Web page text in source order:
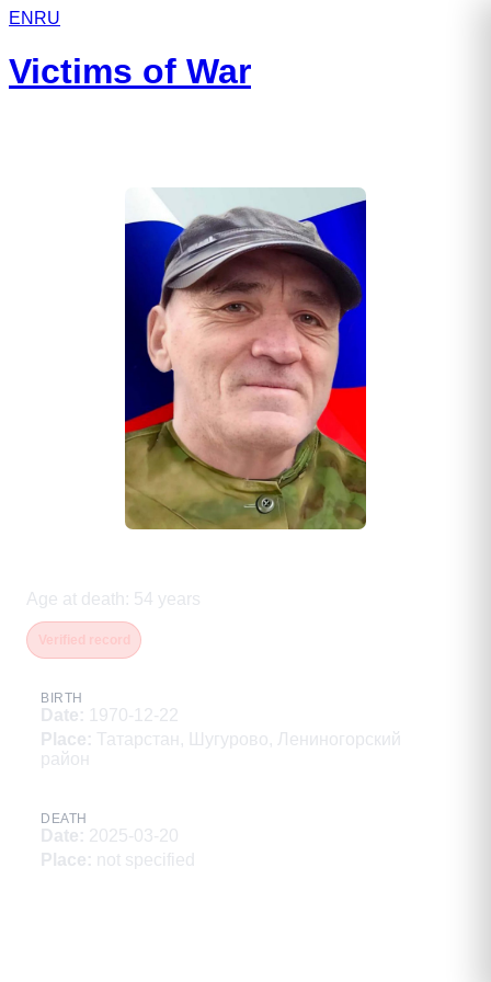
EN RU
Victims of War
Age at death : 54 years
BIRTH
Date: 1970-12-22
Place: Татарстан, Шугурово, Лениногорский
район
DEATH
Date: 2025-03-20
Place: not specified